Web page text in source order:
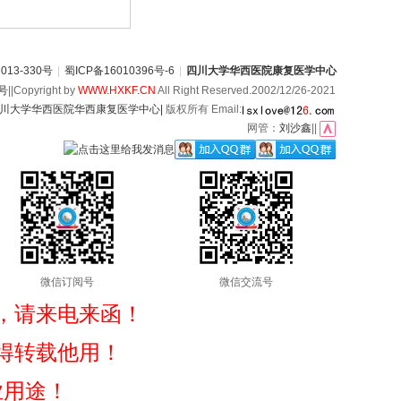
330号 蜀ICP备16010396号-6 四川大学华西医院康复医学中心
||Copyright by WWW.HXKF.CN All Right Reserved.2002/12/26-2021
大学华西医院华西康复医学中心| 版权所有 Email:
网管： 刘沙鑫
微信订阅号 微信交流号
来电来函！
转载他用！
途！